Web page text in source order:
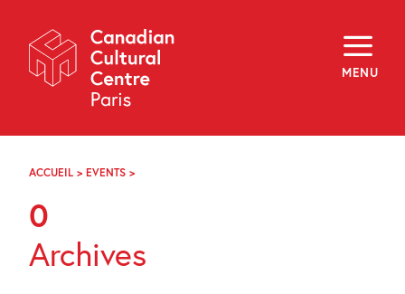
Navigation
MENU
About
Programming
Off-Site
Explore
Archives
FR
ACCUEIL > EVENTS >
0
Archives